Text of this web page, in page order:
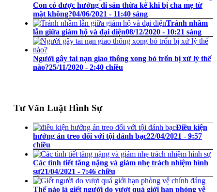
Con có được hưởng di sản thừa kế khi bị cha mẹ từ
mặt không?04/06/2021 - 11:40 sáng
Tránh nhầm
lẫn giữa giám hộ và đại diện08/12/2020 - 10:21 sáng
Người gây tai nạn giao thông xong bỏ trốn bị xử lý thế
nào?25/11/2020 - 2:40 chiều
Tư Vấn Luật Hình Sự
Điều kiện
hưởng án treo đối với tội đánh bạc22/04/2021 - 9:57
chiều
Các tình tiết tăng nặng và giảm nhẹ trách nhiệm hình
sự21/04/2021 - 7:46 chiều
Thế nào là giết người do vượt quá giới hạn phòng vệ